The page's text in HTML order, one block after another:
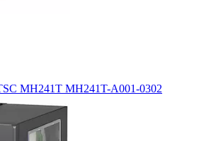
MH241T MH241T-A001-0302